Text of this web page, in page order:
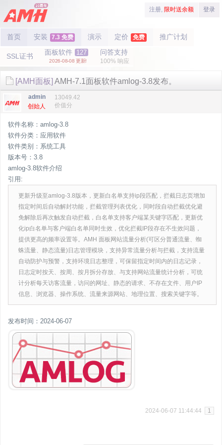
注册, 限时送余额 登录
首页 安装 7.3 免费 演示 定价 免费 推广计划
SSL证书 面板软件 127
2026-08-08 更新!
问答支持
100% 响应
[AMH面板] AMH-7.1面板软件amlog-3.8发布。
admin
创始人
13049.42
价值分
软件名称：amlog-3.8
软件分类：应用软件
软件类别：系统工具
版本号：3.8
amlog-3.8软件介绍
引用:
更新升级至amlog-3.8版本，更新白名单支持ip段匹配，拦截日志页增加
指定时间后自动解封功能，拦截管理列表优化，同时段自动拦截优化避
免解除后再次触发自动拦截，白名单支持客户端某关键字匹配，更新优
化ip白名单与客户端白名单同时生效，优化拦截IP段存在不生效问题，
提供更高的频率设置等。AMH 面板网站流量分析(可区分普通流量、蜘
蛛流量、静态流量)日志管理模块，支持异常流量分析与拦截，支持流量
自动防护与预警，支持环境日志整理，可保留指定时间内的日志记录，
日志定时按天、按周、按月拆分存放、与支持网站流量统计分析，可统
计分析每天访客流量，访问的网址、静态的请求、不存在文件、用户IP
信息、浏览器、操作系统、流量来源网站、地理位置、搜索关键字等。
发布时间：2024-06-07
2024-06-07 11:44:44 1